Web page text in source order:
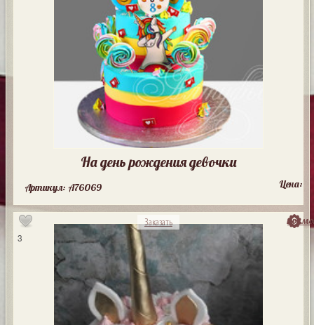
На день рождения девочки
Артикул: A76069 Цена:
3
Заказать